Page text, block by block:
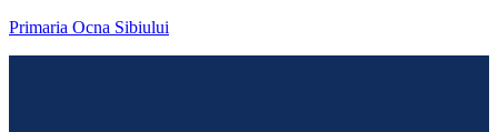
Primaria Ocna Sibiului